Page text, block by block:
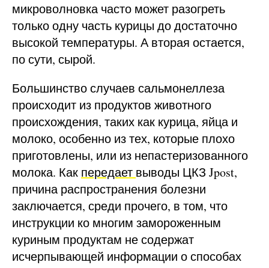
микроволновка часто может разогреть
только одну часть курицы до достаточно
высокой температуры. А вторая остается,
по сути, сырой.
Большинство случаев сальмонеллеза
происходит из продуктов животного
происхождения, таких как курица, яйца и
молоко, особенно из тех, которые плохо
приготовлены, или из непастеризованного
молока. Как передает выводы ЦКЗ Jpost,
причина распространения болезни
заключается, среди прочего, в том, что
инструкции ко многим замороженным
куриным продуктам не содержат
исчерпывающей информации о способах